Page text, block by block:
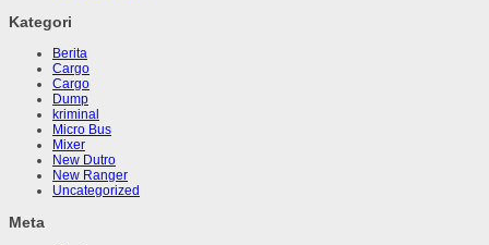
Kategori
Berita
Cargo
Cargo
Dump
kriminal
Micro Bus
Mixer
New Dutro
New Ranger
Uncategorized
Meta